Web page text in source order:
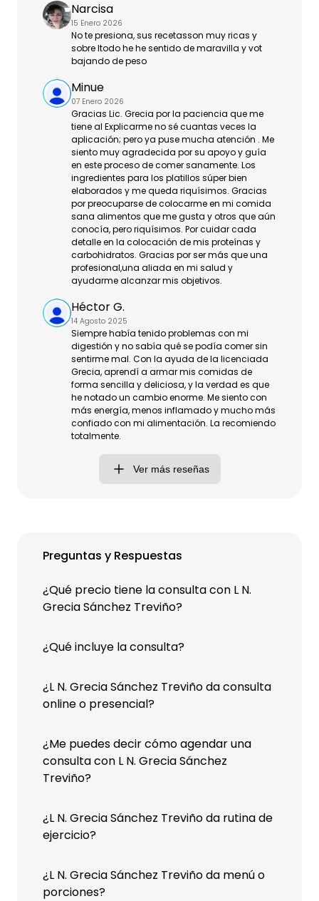
Preguntas y Respuestas
¿Qué precio tiene la consulta con L N.
Grecia Sánchez Treviño?
¿Qué incluye la consulta?
¿L N. Grecia Sánchez Treviño da consulta
online o presencial?
¿Me puedes decir cómo agendar una
consulta con L N. Grecia Sánchez
Treviño?
¿L N. Grecia Sánchez Treviño da rutina de
ejercicio?
¿L N. Grecia Sánchez Treviño da menú o
porciones?
Narcisa
15 Enero 2026
No te presiona, sus recetasson muy ricas y
sobre ltodo he he sentido de maravilla y vot
bajando de peso
Minue
07 Enero 2026
Gracias Lic. Grecia por la paciencia que me
tiene al Explicarme no sé cuantas veces la
aplicación; pero ya puse mucha atención . Me
siento muy agradecida por su apoyo y guía
en este proceso de comer sanamente. Los
ingredientes para los platillos súper bien
elaborados y me queda riquísimos. Gracias
por preocuparse de colocarme en mi comida
sana alimentos que me gusta y otros que aún
conocía, pero riquísimos. Por cuidar cada
detalle en la colocación de mis proteínas y
carbohidratos. Gracias por ser más que una
profesional,una aliada en mi salud y
ayudarme alcanzar mis objetivos.
Héctor G.
14 Agosto 2025
Siempre había tenido problemas con mi
digestión y no sabía qué se podía comer sin
sentirme mal. Con la ayuda de la licenciada
Grecia, aprendí a armar mis comidas de
forma sencilla y deliciosa, y la verdad es que
he notado un cambio enorme. Me siento con
más energía, menos inflamado y mucho más
confiado con mi alimentación. La recomiendo
totalmente.
Ver más reseñas